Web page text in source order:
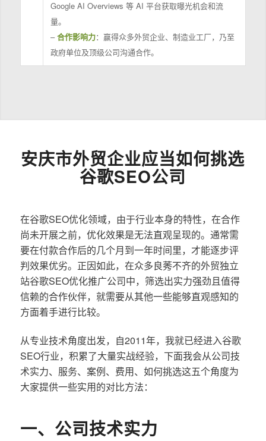
Google AI Overviews 等 AI 平台获取曝光机会和流
量。
–合作影响力：赢得众多外贸企业、制造业工厂，乃至
政府单位及顶级公司沟通合作。
安庆市外贸企业应当如何挑选
谷歌SEO公司
在谷歌SEO优化领域，由于行业本身的特性，在合作
尚未开展之前，优化效果是无法直观呈现的。通常需
要在付款合作后的几个月到一年时间里，才能逐步评
判效果优劣。正因如此，在众多良莠不齐的外贸独立
站谷歌SEO优化推广公司中，筛选出实力强劲且值得
信赖的合作伙伴，就需要从其他一些能够直观感知的
方面着手进行比较。
从专业技术角度出发，自2011年，我就已经进入谷歌
SEO行业，积累了大量实战经验，下面我会从公司技
术实力、服务、案例、费用、如何挑选这五个角度为
大家提供一些实用的对比方法：
一、公司技术实力